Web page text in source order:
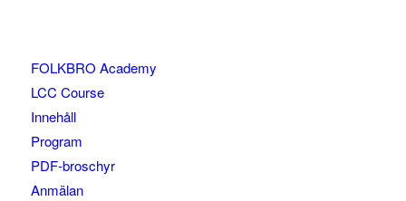
FOLKBRO Academy
LCC Course
Innehåll
Program
PDF-broschyr
Anmälan